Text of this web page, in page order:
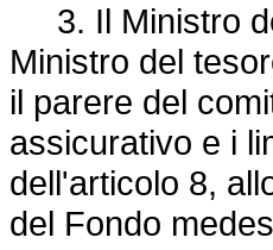
3. Il Ministro
Ministro del
il parere del
assicurativo e i
dell'articolo 8,
del Fondo